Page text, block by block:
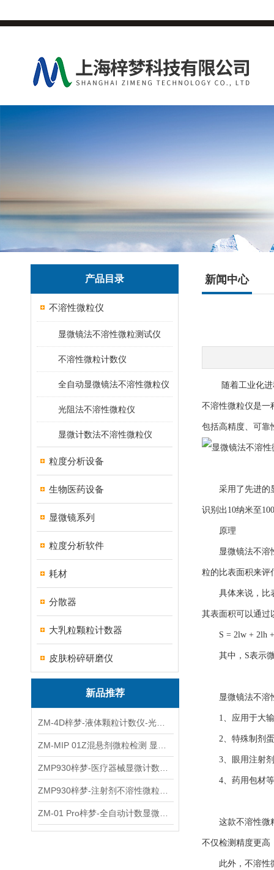
产品目录
不溶性微粒仪
显微镜法不溶性微粒测试仪
不溶性微粒计数仪
全自动显微镜法不溶性微粒仪
光阻法不溶性微粒仪
显微计数法不溶性微粒仪
粒度分析设备
生物医药设备
显微镜系列
粒度分析软件
耗材
分散器
大乳粒颗粒计数器
皮肤粉碎研磨仪
新品推荐
新闻中心
随着工业化进程
不溶性微粒仪是一
包括高精度、可靠
采用了先进的显
识别出10纳米至
原理
显微镜法不溶性
粒的比表面积来评
具体来说，比表
其表面积可以通过
S = 2lw + 2lh +
其中，S表示微
显微镜法不溶
1、应用于大输
2、特殊制剂蛋
3、眼用注射剂
4、药用包材等
这款不溶性微粒
不仅检测精度更高
此外，不溶性微